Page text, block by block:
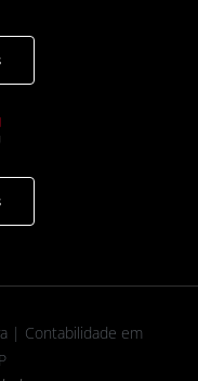
| Contabilidade em